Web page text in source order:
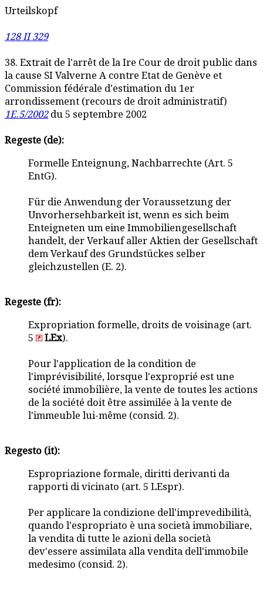
Urteilskopf
128 II 329
38. Extrait de l'arrêt de la Ire Cour de droit public dans
la cause SI Valverne A contre Etat de Genève et
Commission fédérale d'estimation du 1er
arrondissement (recours de droit administratif)
1E.5/2002du 5 septembre 2002
Regeste (de):
Formelle Enteignung, Nachbarrechte (Art. 5
EntG).
Für die Anwendung der Voraussetzung der
Unvorhersehbarkeit ist, wenn es sich beim
Enteigneten um eine Immobiliengesellschaft
handelt, der Verkauf aller Aktien der Gesellschaft
dem Verkauf des Grundstückes selber
gleichzustellen (E. 2).
Regeste (fr):
Expropriation formelle, droits de voisinage (art.
5
LEx).
Pour l'application de la condition de
l'imprévisibilité, lorsque l'exproprié est une
société immobilière, la vente de toutes les actions
de la société doit être assimilée à la vente de
l'immeuble lui-même (consid. 2).
Regesto (it):
Espropriazione formale, diritti derivanti da
rapporti di vicinato (art. 5 LEspr).
Per applicare la condizione dell'imprevedibilità,
quando l'espropriato è una società immobiliare,
la vendita di tutte le azioni della società
dev'essere assimilata alla vendita dell'immobile
medesimo (consid. 2).